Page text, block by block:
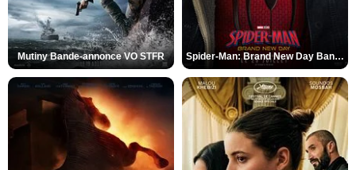
Mutiny Bande-annonce VO STFR Spider-Man: Brand New Day Bande-annonce VO STFR